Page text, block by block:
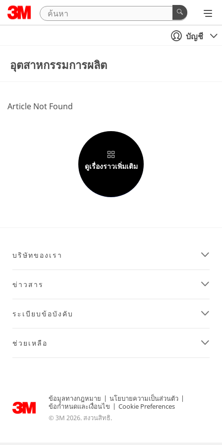
บัญชี
อุตสาหกรรมการผลิต
Article Not Found
ดูเรื่องราวเพิ่มเติม
บริษัทของเรา
ข่าวสาร
ระเบียบข้อบังคับ
ช่วยเหลือ
ข้อมูลทางกฎหมาย | นโยบายความเป็นส่วนตัว |
ข้อกำหนดและเงื่อนไข | Cookie Preferences
© 3M 2026. สงวนสิทธิ.